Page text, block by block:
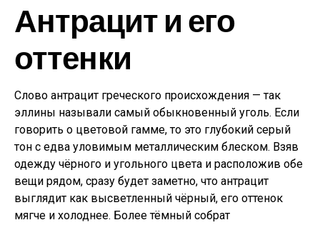
Антрацит и его
оттенки
Слово антрацит греческого происхождения — так
эллины называли самый обыкновенный уголь. Если
говорить о цветовой гамме, то это глубокий серый
тон с едва уловимым металлическим блеском. Взяв
одежду чёрного и угольного цвета и расположив обе
вещи рядом, сразу будет заметно, что антрацит
выглядит как высветленный чёрный, его оттенок
мягче и холоднее. Более тёмный собрат